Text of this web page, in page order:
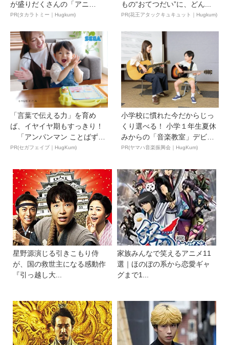
が盛りだくさんの「アニ
ア ...
PR(タカラトミー｜Hugkum)
もの“おてつだい”に、どん...
PR(花王アタックキュキュット｜Hugkum)
「言葉で伝える力」を育め
ば、イヤイヤ期もすっきり！
「アンパンマン ことばずか
ん...
PR(セガフェイブ｜HugKum)
小学校に慣れた今だからじっ
くり選べる！ 小学１年生夏休
みからの「音楽教室」デビ
ュ...
PR(ヤマハ音楽振興会｜HugKum)
星野源演じる引きこもり侍
が、国の救世主になる感動作
『引っ越し大...
家族みんなで笑えるアニメ11
選｜ほのぼの系から恋愛ギャ
グまで1...